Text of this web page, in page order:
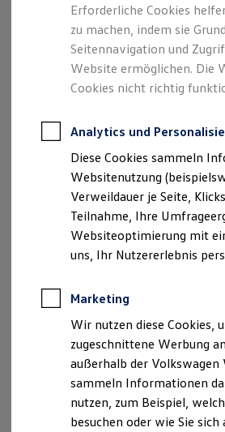
Leasing
Leasing-Angebote
Gebrauchtwagen
Junge
Elektroauto Leasing
Kleinwagen-Leasing
Leasing ohne
Autokredit mit
Versicherungen und
Kfz-Versicherung
Garantien
Wartungsverträge
Geschäftskunden
Professional Class bei
Großkunden
Behörden
Anpfiff zum Gewinn
Elektroautos
ID. Tutorials
Elektrofahrzeugkonzepte
Reichweite
Reichweite der ID.
Reichweite im Winter
Eine Spur
neue
ID. Polo
Probefahrt vereinbaren
Erforderliche Cookies
zu machen, indem sie
Seitennavigation und
Website ermöglichen. Die
Cookies nicht richtig
Analytics und
Diese Cookies sammeln
Websitenutzung
Verweildauer je Seite,
Teilnahme, Ihre
Websiteoptimierung mit
uns, Ihr Nutzererlebnis
Marketing
Wir nutzen diese Cookies,
zugeschnittene Werbung
außerhalb der Volkswagen
sammeln Informationen
nutzen, zum Beispiel,
besuchen oder wie Sie